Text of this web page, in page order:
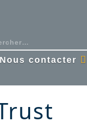
Nous contacter